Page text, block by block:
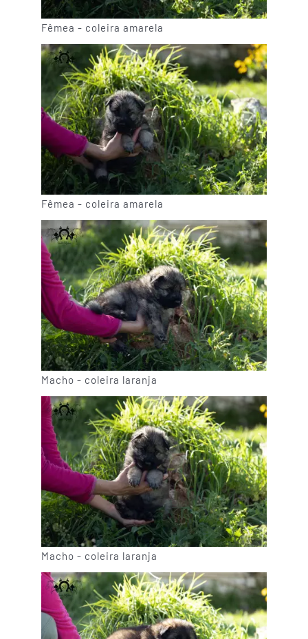
Fêmea - coleira amarela
Fêmea - coleira amarela
Macho - coleira laranja
Macho - coleira laranja